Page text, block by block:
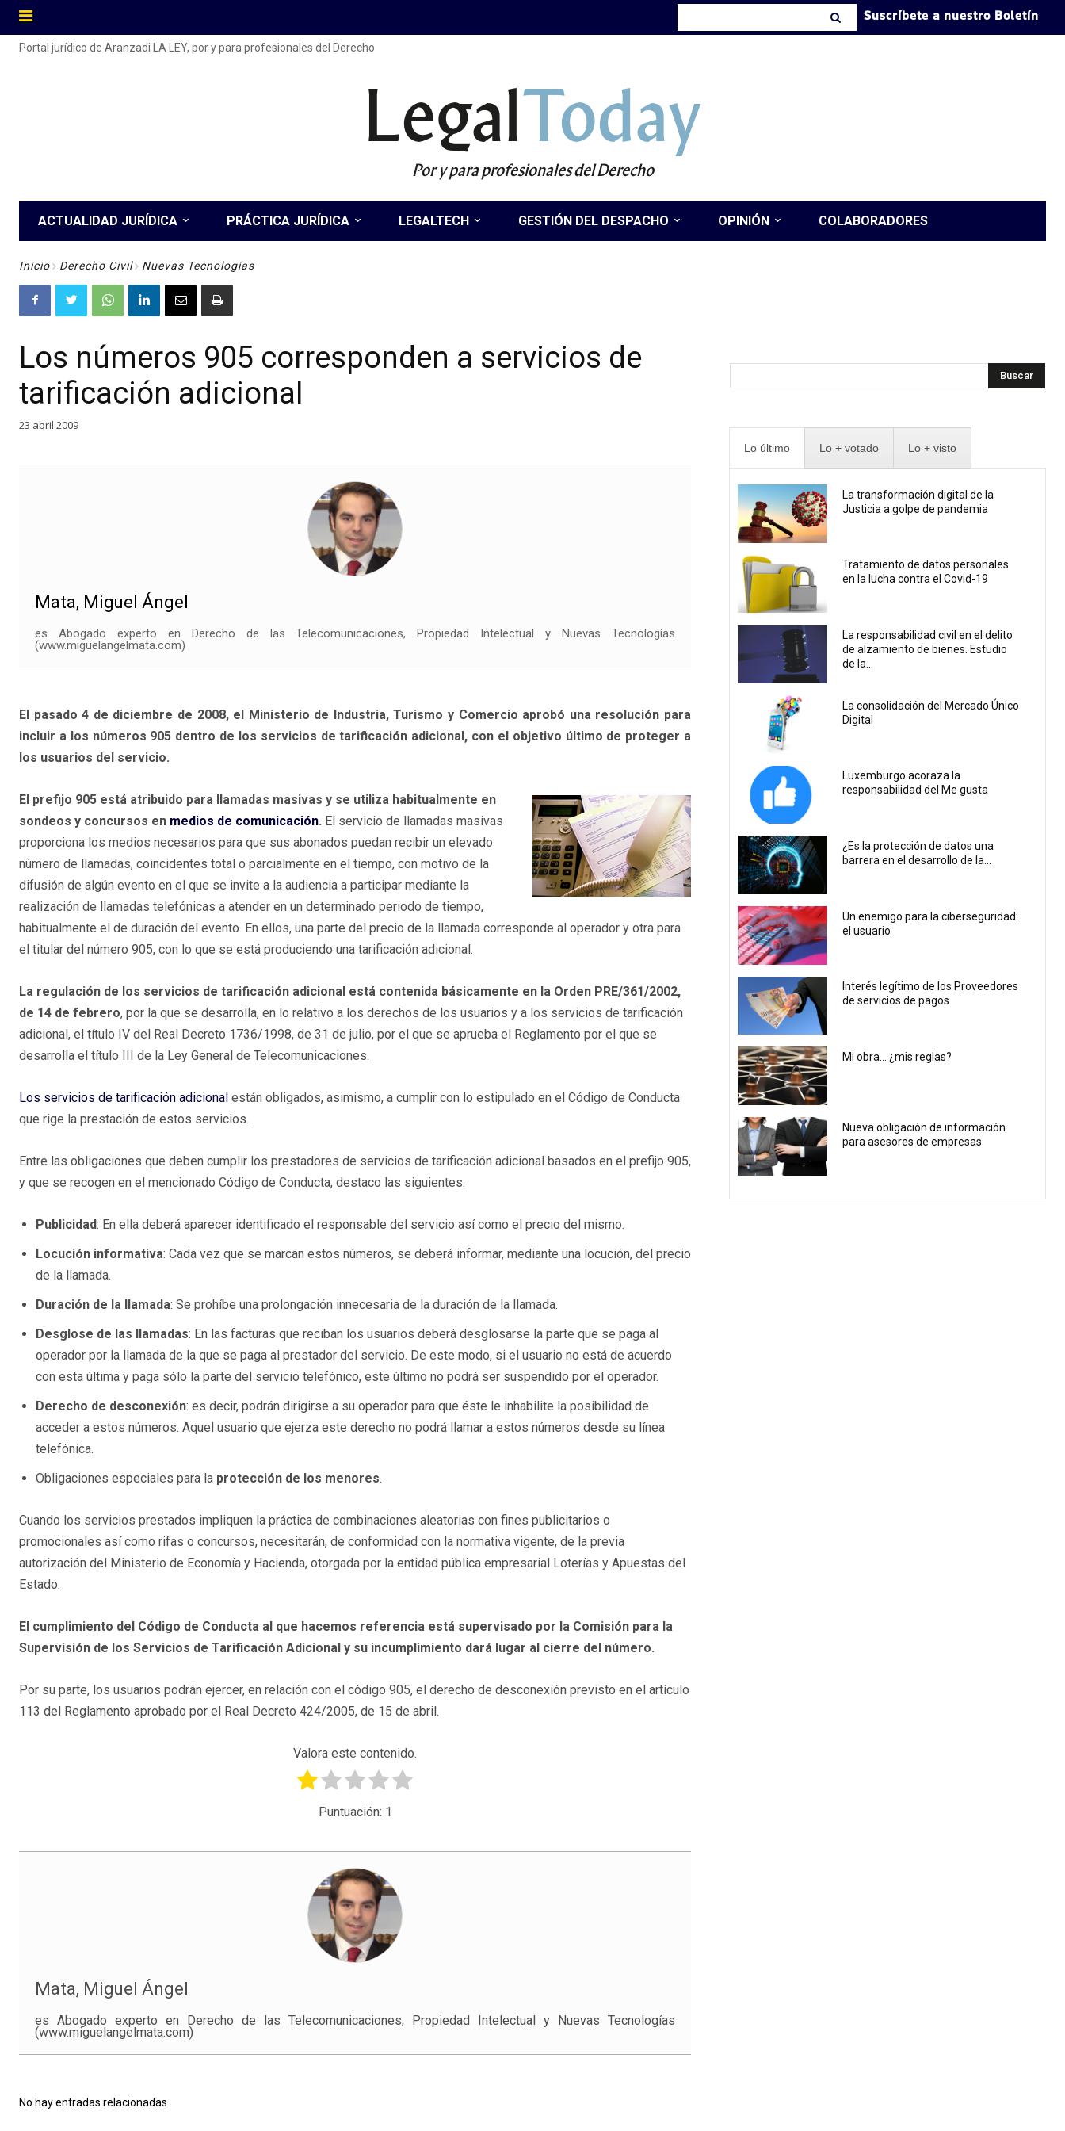
Suscríbete a nuestro Boletín
Portal jurídico de Aranzadi LA LEY, por y para profesionales del Derecho
LegalToday
Por y para profesionales del Derecho
ACTUALIDAD JURÍDICA PRÁCTICA JURÍDICA LEGALTECH GESTIÓN DEL DESPACHO OPINIÓN COLABORADORES
Inicio Derecho Civil Nuevas Tecnologías
Los números 905 corresponden a servicios de
tarificación adicional
23 abril 2009
Mata, Miguel Ángel
es Abogado experto en Derecho de las Telecomunicaciones, Propiedad Intelectual y Nuevas Tecnologías
(www.miguelangelmata.com)
El pasado 4 de diciembre de 2008, el Ministerio de Industria, Turismo y Comercio aprobó una resolución para
incluir a los números 905 dentro de los servicios de tarificación adicional, con el objetivo último de proteger a
los usuarios del servicio.
El prefijo 905 está atribuido para llamadas masivas y se utiliza habitualmente en
sondeos y concursos en medios de comunicación. El servicio de llamadas masivas
proporciona los medios necesarios para que sus abonados puedan recibir un elevado
número de llamadas, coincidentes total o parcialmente en el tiempo, con motivo de la
difusión de algún evento en el que se invite a la audiencia a participar mediante la
realización de llamadas telefónicas a atender en un determinado periodo de tiempo,
habitualmente el de duración del evento. En ellos, una parte del precio de la llamada corresponde al operador y otra para
el titular del número 905, con lo que se está produciendo una tarificación adicional.
La regulación de los servicios de tarificación adicional está contenida básicamente en la Orden PRE/361/2002,
de 14 de febrero, por la que se desarrolla, en lo relativo a los derechos de los usuarios y a los servicios de tarificación
adicional, el título IV del Real Decreto 1736/1998, de 31 de julio, por el que se aprueba el Reglamento por el que se
desarrolla el título III de la Ley General de Telecomunicaciones.
Los servicios de tarificación adicional están obligados, asimismo, a cumplir con lo estipulado en el Código de Conducta
que rige la prestación de estos servicios.
Entre las obligaciones que deben cumplir los prestadores de servicios de tarificación adicional basados en el prefijo 905,
y que se recogen en el mencionado Código de Conducta, destaco las siguientes:
Publicidad: En ella deberá aparecer identificado el responsable del servicio así como el precio del mismo.
Locución informativa: Cada vez que se marcan estos números, se deberá informar, mediante una locución, del precio
de la llamada.
Duración de la llamada: Se prohíbe una prolongación innecesaria de la duración de la llamada.
Desglose de las llamadas: En las facturas que reciban los usuarios deberá desglosarse la parte que se paga al
operador por la llamada de la que se paga al prestador del servicio. De este modo, si el usuario no está de acuerdo
con esta última y paga sólo la parte del servicio telefónico, este último no podrá ser suspendido por el operador.
Derecho de desconexión: es decir, podrán dirigirse a su operador para que éste le inhabilite la posibilidad de
acceder a estos números. Aquel usuario que ejerza este derecho no podrá llamar a estos números desde su línea
telefónica.
Obligaciones especiales para la protección de los menores.
Cuando los servicios prestados impliquen la práctica de combinaciones aleatorias con fines publicitarios o
promocionales así como rifas o concursos, necesitarán, de conformidad con la normativa vigente, de la previa
autorización del Ministerio de Economía y Hacienda, otorgada por la entidad pública empresarial Loterías y Apuestas del
Estado.
El cumplimiento del Código de Conducta al que hacemos referencia está supervisado por la Comisión para la
Supervisión de los Servicios de Tarificación Adicional y su incumplimiento dará lugar al cierre del número.
Por su parte, los usuarios podrán ejercer, en relación con el código 905, el derecho de desconexión previsto en el artículo
113 del Reglamento aprobado por el Real Decreto 424/2005, de 15 de abril.
Valora este contenido.
Puntuación: 1
Mata, Miguel Ángel
es Abogado experto en Derecho de las Telecomunicaciones, Propiedad Intelectual y Nuevas Tecnologías
(www.miguelangelmata.com)
No hay entradas relacionadas
Buscar
Lo último Lo + votado Lo + visto
La transformación digital de la
Justicia a golpe de pandemia
Tratamiento de datos personales
en la lucha contra el Covid-19
La responsabilidad civil en el delito
de alzamiento de bienes. Estudio
de la...
La consolidación del Mercado Único
Digital
Luxemburgo acoraza la
responsabilidad del Me gusta
¿Es la protección de datos una
barrera en el desarrollo de la...
Un enemigo para la ciberseguridad:
el usuario
Interés legítimo de los Proveedores
de servicios de pagos
Mi obra… ¿mis reglas?
Nueva obligación de información
para asesores de empresas